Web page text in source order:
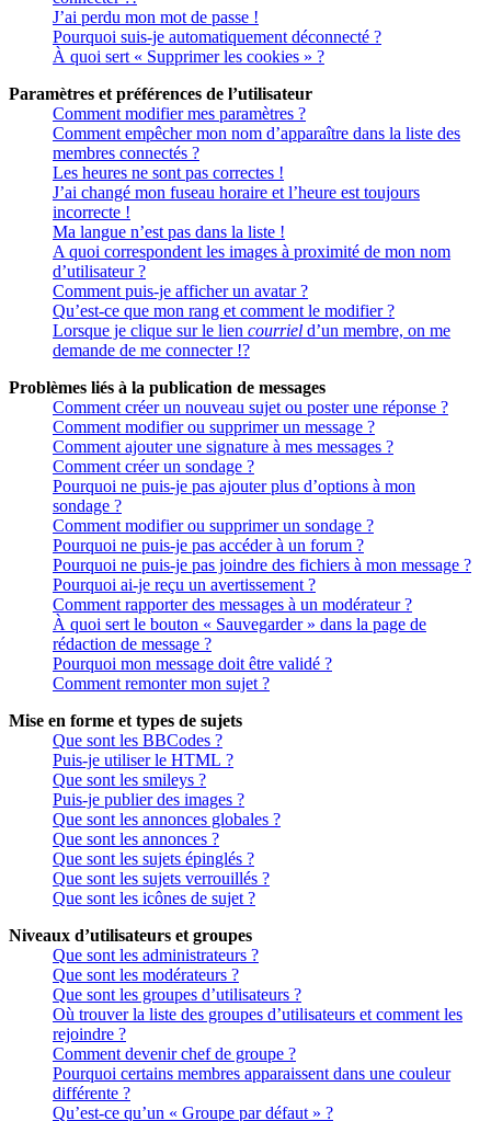
J’ai perdu mon mot de passe !
Pourquoi suis-je automatiquement déconnecté ?
À quoi sert « Supprimer les cookies » ?
Paramètres et préférences de l’utilisateur
Comment modifier mes paramètres ?
Comment empêcher mon nom d’apparaître dans la liste des
membres connectés ?
Les heures ne sont pas correctes !
J’ai changé mon fuseau horaire et l’heure est toujours
incorrecte !
Ma langue n’est pas dans la liste !
A quoi correspondent les images à proximité de mon nom
d’utilisateur ?
Comment puis-je afficher un avatar ?
Qu’est-ce que mon rang et comment le modifier ?
Lorsque je clique sur le lien courriel d’un membre, on me
demande de me connecter !?
Problèmes liés à la publication de messages
Comment créer un nouveau sujet ou poster une réponse ?
Comment modifier ou supprimer un message ?
Comment ajouter une signature à mes messages ?
Comment créer un sondage ?
Pourquoi ne puis-je pas ajouter plus d’options à mon
sondage ?
Comment modifier ou supprimer un sondage ?
Pourquoi ne puis-je pas accéder à un forum ?
Pourquoi ne puis-je pas joindre des fichiers à mon message ?
Pourquoi ai-je reçu un avertissement ?
Comment rapporter des messages à un modérateur ?
À quoi sert le bouton « Sauvegarder » dans la page de
rédaction de message ?
Pourquoi mon message doit être validé ?
Comment remonter mon sujet ?
Mise en forme et types de sujets
Que sont les BBCodes ?
Puis-je utiliser le HTML ?
Que sont les smileys ?
Puis-je publier des images ?
Que sont les annonces globales ?
Que sont les annonces ?
Que sont les sujets épinglés ?
Que sont les sujets verrouillés ?
Que sont les icônes de sujet ?
Niveaux d’utilisateurs et groupes
Que sont les administrateurs ?
Que sont les modérateurs ?
Que sont les groupes d’utilisateurs ?
Où trouver la liste des groupes d’utilisateurs et comment les
rejoindre ?
Comment devenir chef de groupe ?
Pourquoi certains membres apparaissent dans une couleur
différente ?
Qu’est-ce qu’un « Groupe par défaut » ?